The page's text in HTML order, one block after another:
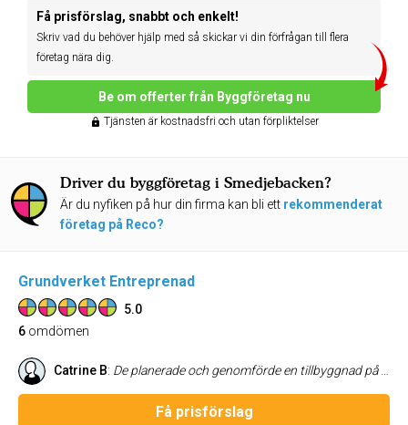
Få prisförslag, snabbt och enkelt!
Skriv vad du behöver hjälp med så skickar vi din förfrågan till flera
företag nära dig.
Be om offerter från Byggföretag nu
Tjänsten är kostnadsfri och utan förpliktelser
Driver du byggföretag i Smedjebacken?
Är du nyfiken på hur din firma kan bli ett rekommenderat
företag på Reco?
Grundverket Entreprenad
5.0
6 omdömen
Catrine B: De planerade och genomförde en tillbyggnad på vårt hus. Hela processen från första dialogen till byggandet och slutförandet var mycket väl genomfört. I regelbundna byggmöten kände vi oss delaktiga och fick goda råd när det gällde att ta beslut i materialval, design mm. Proffsigt genomförande med hög kvalitet.
Få prisförslag